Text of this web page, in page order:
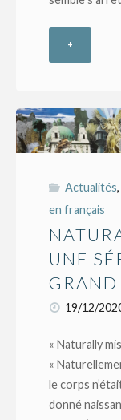
+"Le
des
grands
formats"
Actualités,
en français
UNE
19/12/
« Naturally
«
le corps
donné